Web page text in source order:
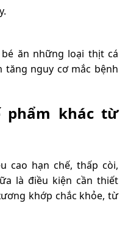
ăn những loại thịt cá
tăng nguy cơ mắc bệnh
phẩm khác từ
cao hạn chế, thấp còi,
là điều kiện cần thiết
khớp chắc khỏe, từ